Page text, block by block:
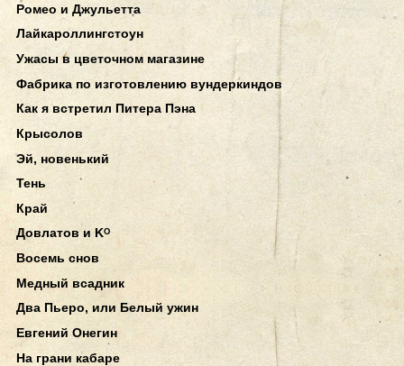
Ромео и Джульетта
Лайкароллингстоун
Ужасы в цветочном магазине
Фабрика по изготовлению вундеркиндов
Как я встретил Питера Пэна
Крысолов
Эй, новенький
Тень
Край
Довлатов и Kᴼ
Восемь снов
Медный всадник
Два Пьеро, или Белый ужин
Евгений Онегин
На грани кабаре